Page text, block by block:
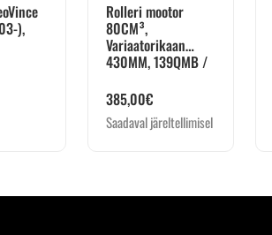
),
Rolleri mootor
80CM³,
Variaatorikaan
430MM, 139QMB /
385,00€
Saadaval järeltellimisel